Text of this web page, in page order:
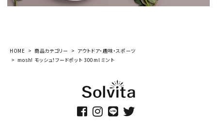
HOME 商品カテゴリー
アウトドア・趣味・スポーツ
mosh! モッシュ！フードポット 300ml ミント